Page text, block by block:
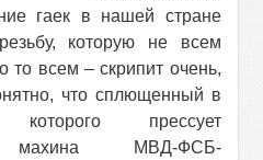
гаек в нашей стране
которую не всем
всем – скрипит очень,
что сплющенный в
прессует
махина МВД-ФСБ-